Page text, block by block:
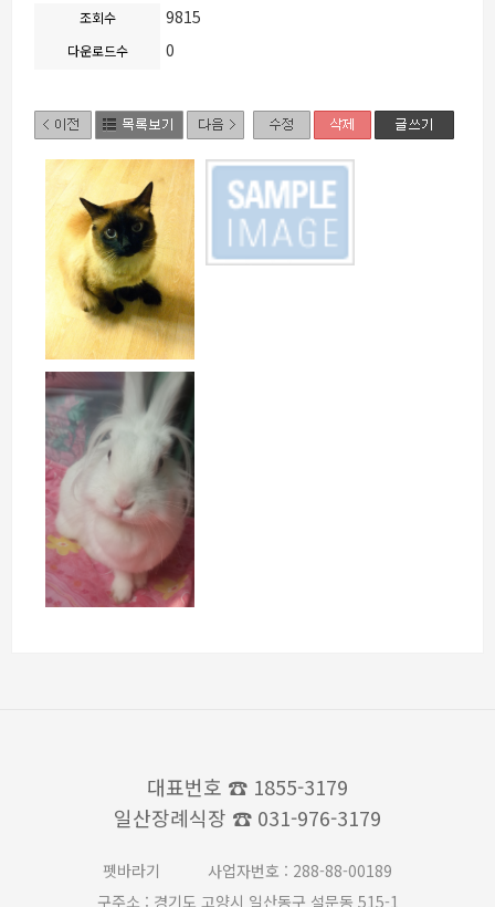
조회수 9815
다운로드수 0
대표번호 ☎ 1855-3179
일산장례식장 ☎ 031-976-3179
펫바라기
사업자번호 : 288-88-00189
구주소 : 경기도 고양시 일산동구 설문동 515-1